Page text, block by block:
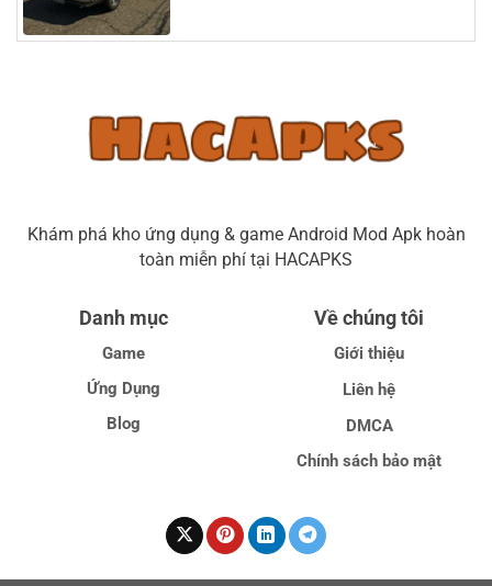
Khám phá kho ứng dụng & game Android Mod Apk hoàn
toàn miễn phí tại HACAPKS
Danh mục
Game
Ứng Dụng
Blog
Về chúng tôi
Giới thiệu
Liên hệ
DMCA
Chính sách bảo mật